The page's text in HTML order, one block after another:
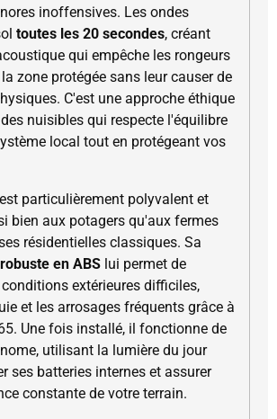
inoffensives. Les ondes
toutes les 20 secondes, créant
qui empêche les rongeurs
zone protégée sans leur causer de
C'est une approche éthique
nuisibles qui respecte l'équilibre
local tout en protégeant vos
particulièrement polyvalent et
bien aux potagers qu'aux fermes
résidentielles classiques. Sa
en ABS lui permet de
extérieures difficiles,
et les arrosages fréquents grâce à
Une fois installé, il fonctionne de
utilisant la lumière du jour
ses batteries internes et assurer
constante de votre terrain.